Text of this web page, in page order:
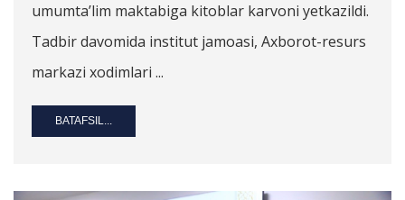
umumta’lim maktabiga kitoblar karvoni yetkazildi.
Tadbir davomida institut jamoasi, Axborot-resurs
markazi xodimlari ...
BATAFSIL...